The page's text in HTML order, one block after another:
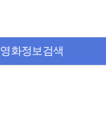
영화정보검색